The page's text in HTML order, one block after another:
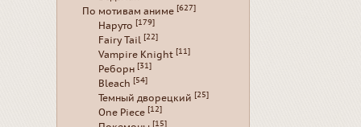
По мотивам аниме [627]
Наруто [179]
Fairy Tail [22]
Vampire Knight [11]
Реборн [31]
Bleach [54]
Темный дворецкий [25]
One Piece [12]
[15]